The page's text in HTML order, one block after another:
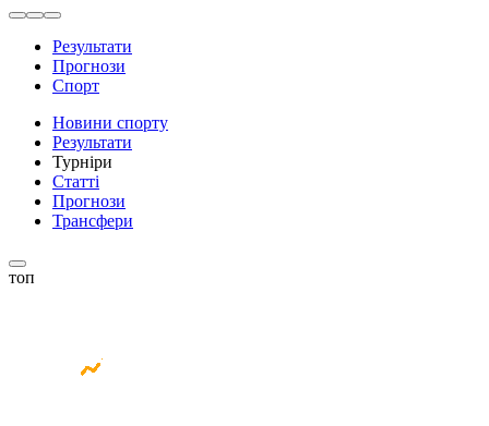
Результати
Прогнози
Спорт
Новини спорту
Результати
Турніри
Статті
Прогнози
Трансфери
топ